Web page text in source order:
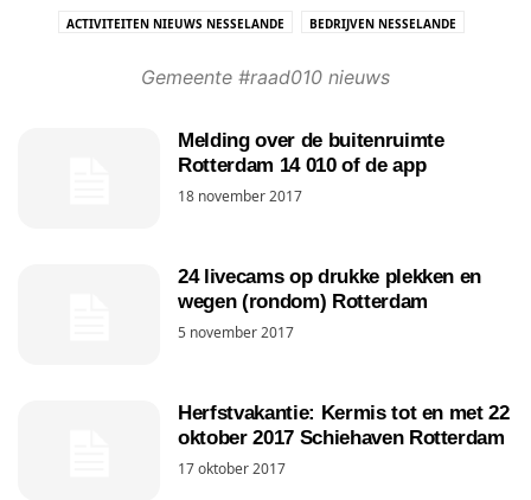
ACTIVITEITEN NIEUWS NESSELANDE
BEDRIJVEN NESSELANDE
GEMEENTE #RAAD010
KERK IN NESSELANDE
NESSELANDE IN DE PERS
OMGEVING NESSELANDE
ONDERWIJS NESSELANDE
POLL NESSELANDE
Gemeente #raad010 nieuws
Melding over de buitenruimte
Rotterdam 14 010 of de app
18 november 2017
24 livecams op drukke plekken en
wegen (rondom) Rotterdam
5 november 2017
Herfstvakantie: Kermis tot en met 22
oktober 2017 Schiehaven Rotterdam
17 oktober 2017